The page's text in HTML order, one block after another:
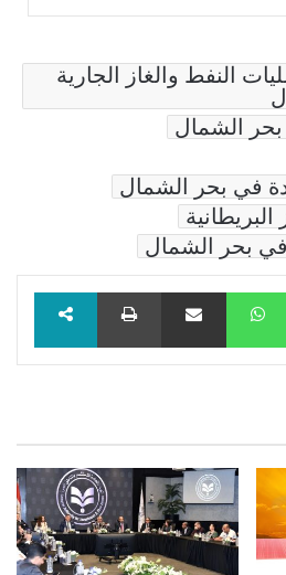
النفط والغاز الجارية
بحر الشمال
في بحر الشمال
في بحر الشمال
WhatsAppمشاركة عبر البريد طباعة